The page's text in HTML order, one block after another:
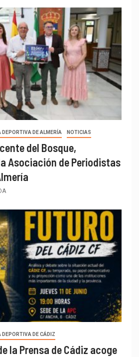
DEPORTIVA DE ALMERÍA NOTICIAS
del Bosque,
Asociación de Periodistas
DEPORTIVA DE CÁDIZ
la Prensa de Cádiz acoge